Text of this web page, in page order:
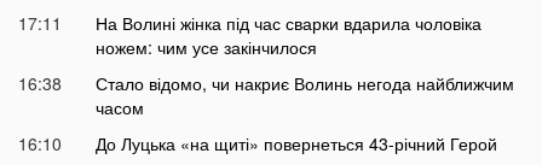
17:11
На Волині жінка під час сварки вдарила чоловіка
ножем: чим усе закінчилося
16:38
Стало відомо, чи накриє Волинь негода найближчим
часом
16:10
До Луцька «на щиті» повернеться 43-річний Герой